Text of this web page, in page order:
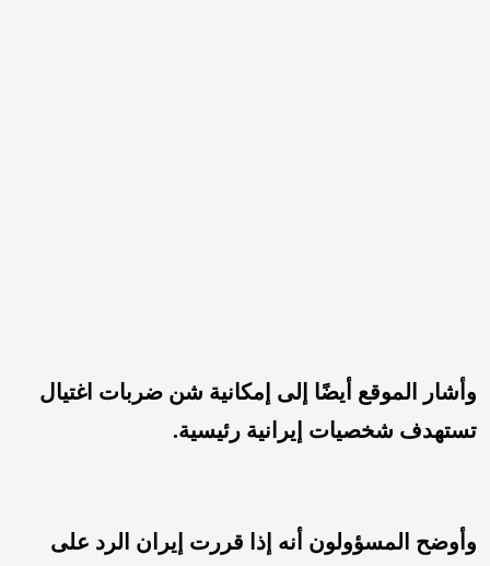
وأشار الموقع أيضًا إلى إمكانية شن ضربات اغتيال
تستهدف شخصيات إيرانية رئيسية.
وأوضح المسؤولون أنه إذا قررت إيران الرد على